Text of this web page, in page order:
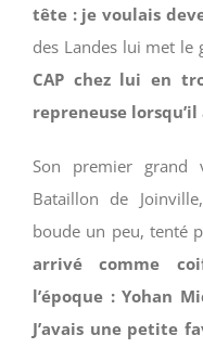
tête : je voulais
des Landes lui met le
CAP chez lui en
repreneuse lorsqu’il
Son premier grand
Bataillon de
boude un peu, tenté
arrivé comme
l’époque : Yohan
J’avais une petite